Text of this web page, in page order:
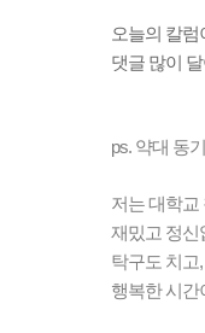
오늘의 칼
댓글 많이
ps. 약대 동
저는 대학교
재밌고 정신
탁구도 치고
행복한 시